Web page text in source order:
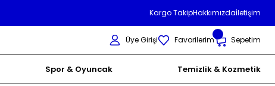
Kargo TakipHakkımızdaİletişim
Üye Girişi Favorilerim Sepetim
Spor & Oyuncak Temizlik & Kozmetik